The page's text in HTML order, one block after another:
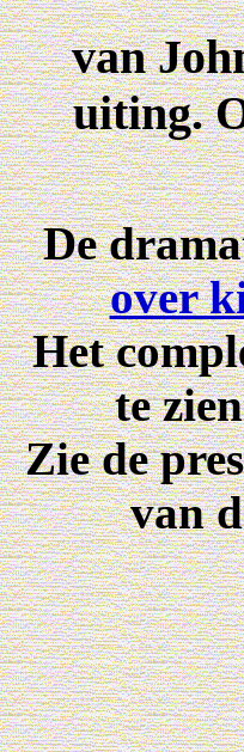
van
uiting.
De
over
Het
te
Zie de
van